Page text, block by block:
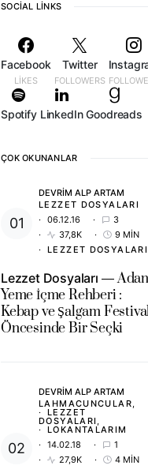
SOCIAL LINKS
Facebook
LIKES
Twitter
FOLLOWERS
Spotify LinkedIn Goodreads
ÇOK OKUNANLAR
DEVRIM ALP ARTAM
LEZZET DOSYALARI
06.12.16
3
37,8K
9 MIN
LEZZET DOSYALARI
Lezzet Dosyaları
Yeme İçme Rehberi :
Kebap ve Şalgam
Öncesinde Bir Seçki
DEVRIM ALP ARTAM
LAHMACUNCULAR
LEZZET
DOSYALARI
LOKANTALARIM
14.02.18
1
27,9K
4 MIN